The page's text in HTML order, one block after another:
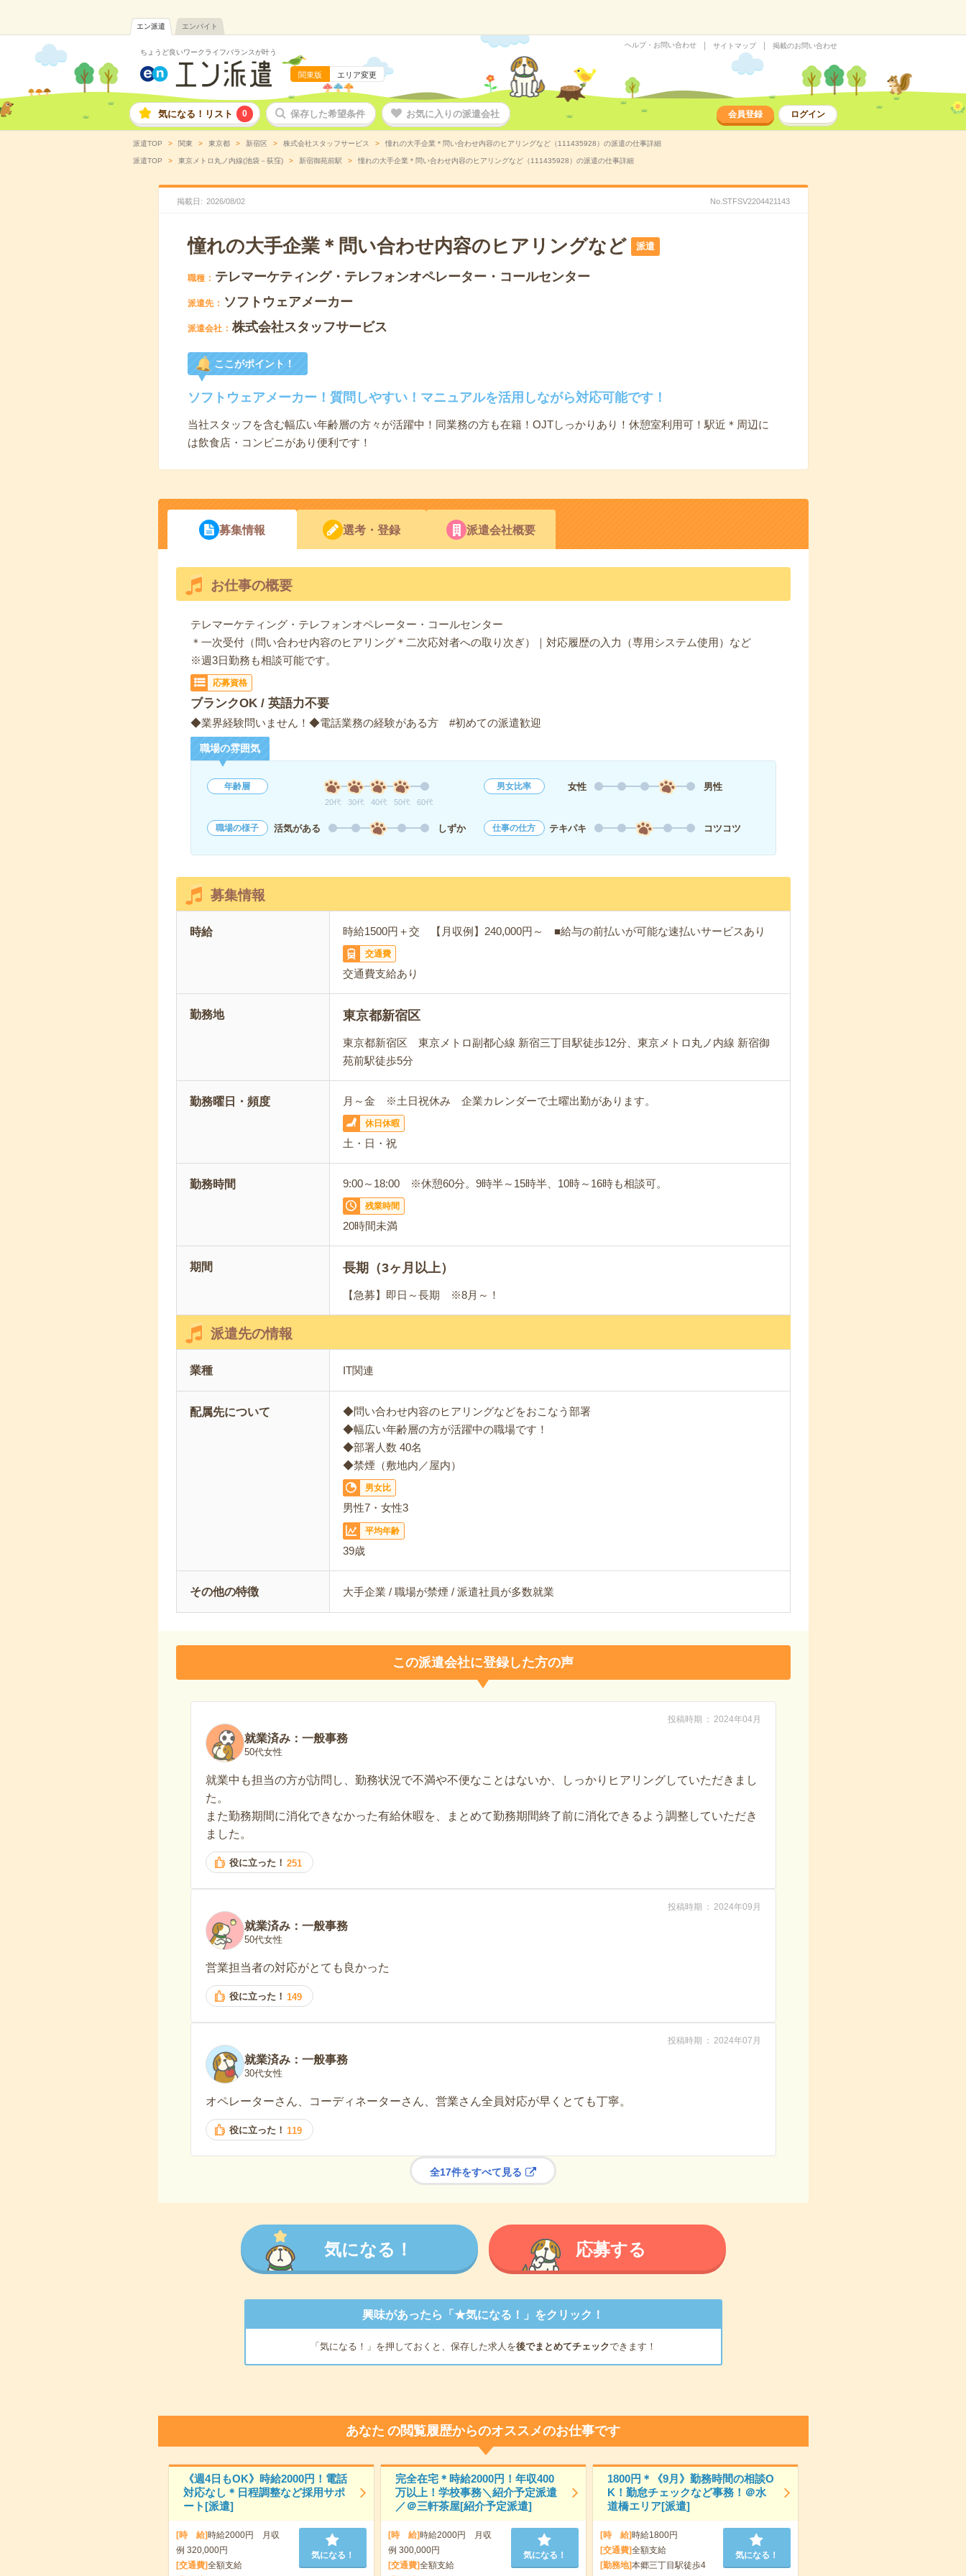
エン派遣 エンバイト
ちょうど良いワークライフバランスが叶う
関東版 エリア変更
ヘルプ・お問い合わせ サイトマップ 掲載のお問い合わせ
気になる！リスト 0 保存した希望条件 お気に入りの派遣会社 会員登録 ログイン
派遣TOP 関東 東京都 新宿区 株式会社スタッフサービス 憧れの大手企業＊問い合わせ内容のヒアリングなど（111435928）の派遣の仕事詳細
派遣TOP 東京メトロ丸ノ内線(池袋－荻窪) 新宿御苑前駅 憧れの大手企業＊問い合わせ内容のヒアリングなど（111435928）の派遣の仕事詳細
掲載日 2026/08/02 No.STFSV2204421143
憧れの大手企業＊問い合わせ内容のヒアリングなど 派遣
職種 テレマーケティング・テレフォンオペレーター・コールセンター
派遣先 ソフトウェアメーカー
派遣会社 株式会社スタッフサービス
ここがポイント！
ソフトウェアメーカー！質問しやすい！マニュアルを活用しながら対応可能です！
当社スタッフを含む幅広い年齢層の方々が活躍中！同業務の方も在籍！OJTしっかりあり！休憩室利用可！駅近＊周辺に
は飲食店・コンビニがあり便利です！
募集情報 選考・登録 派遣会社概要
お仕事の概要
テレマーケティング・テレフォンオペレーター・コールセンター
＊一次受付（問い合わせ内容のヒアリング＊二次応対者への取り次ぎ）｜対応履歴の入力（専用システム使用）など
※週3日勤務も相談可能です。
応募資格
ブランクOK / 英語力不要
◆業界経験問いません！◆電話業務の経験がある方 #初めての派遣歓迎
職場の雰囲気
年齢層
20代 30代 40代 50代 60代
男女比率 女性 男性
職場の様子 活気がある しずか 仕事の仕方 テキパキ コツコツ
募集情報
時給 時給1500円＋交 【月収例】240,000円～ ■給与の前払いが可能な速払いサービスあり
交通費
交通費支給あり
勤務地 東京都新宿区
東京都新宿区 東京メトロ副都心線 新宿三丁目駅徒歩12分、東京メトロ丸ノ内線 新宿御
苑前駅徒歩5分
勤務曜日・頻度 月～金 ※土日祝休み 企業カレンダーで土曜出勤があります。
休日休暇
土・日・祝
勤務時間 9:00～18:00 ※休憩60分。9時半～15時半、10時～16時も相談可。
残業時間
20時間未満
期間 長期（3ヶ月以上）
【急募】即日～長期 ※8月～！
派遣先の情報
業種 IT関連
配属先について
◆問い合わせ内容のヒアリングなどをおこなう部署
◆幅広い年齢層の方が活躍中の職場です！
◆部署人数 40名
◆禁煙（敷地内／屋内）
男女比
男性7・女性3
平均年齢
39歳
その他の特徴 大手企業 / 職場が禁煙 / 派遣社員が多数就業
この派遣会社に登録した方の声
投稿時期 2024年04月
就業済み：一般事務
50代女性
就業中も担当の方が訪問し、勤務状況で不満や不便なことはないか、しっかりヒアリングしていただきまし
た。
また勤務期間に消化できなかった有給休暇を、まとめて勤務期間終了前に消化できるよう調整していただき
ました。
役に立った！ 251
投稿時期 2024年09月
就業済み：一般事務
50代女性
営業担当者の対応がとても良かった
役に立った！ 149
投稿時期 2024年07月
就業済み：一般事務
30代女性
オペレーターさん、コーディネーターさん、営業さん全員対応が早くとても丁寧。
役に立った！ 119
全17件をすべて見る
気になる！ 応募する
興味があったら「★気になる！」をクリック！
「気になる！」を押しておくと、保存した求人を後でまとめてチェックできます！
あなた の閲覧履歴からのオススメのお仕事です
《週4日もOK》時給2000円！電話
対応なし＊日程調整など採用サポ
ート[派遣]
[時 給]時給2000円 月収
例 320,000円
[交通費]全額支給
気になる！
完全在宅＊時給2000円！年収400
万以上！学校事務＼紹介予定派遣
／＠三軒茶屋[紹介予定派遣]
[時 給]時給2000円 月収
例 300,000円
[交通費]全額支給
気になる！
1800円＊《9月》勤務時間の相談O
K！勤怠チェックなど事務！＠水
道橋エリア[派遣]
[時 給]時給1800円
[交通費]全額支給
[勤務地]本郷三丁目駅徒歩4
気になる！